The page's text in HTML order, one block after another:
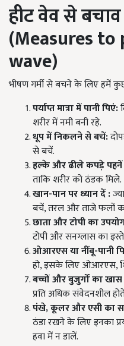
हीट वेव से
(Measures
wave)
भीषण गर्मी से बचने के लिए हमें कुछ
पर्याप्त मात्रा में पानी पिएं:
शरीर में नमी बनी रहे.
धूप में निकलने से बचें:
से बचें.
हल्के और ढीले कपड़े पहनें
ताकि शरीर को ठंडक मिले.
खान-पान पर ध्यान दें:
बचें, तरल और ताजे फलों
छाता और टोपी का
टोपी और सनग्लास का
ओआरएस या नींबू-पानी
हो, इसके लिए ओआरएस,
बच्चों और बुजुर्गों का
प्रति अधिक संवेदनशील
पंखे,कूलर और एसी का
ठंडा रखने के लिए इनका
हवा में न डालें.